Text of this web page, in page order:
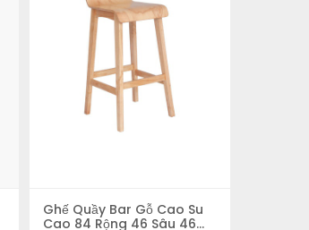
Ghế Quầy Bar Gỗ Cao Su
Cao 84 Rộng 46 Sâu 46